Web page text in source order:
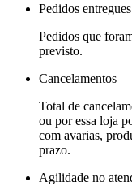
Pedidos
Pedidos que
previsto.
Cancelamentos
Total de
ou por essa loja
com avarias,
prazo.
Agilidade no